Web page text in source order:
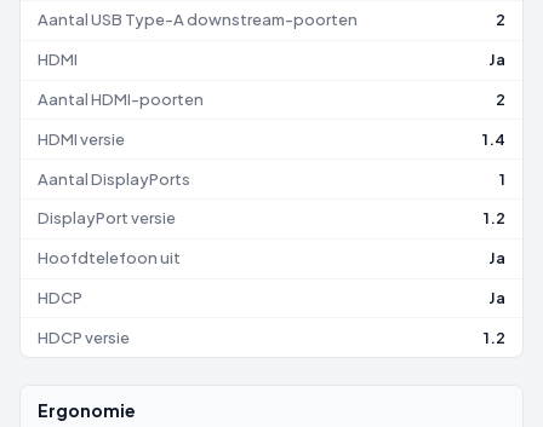
Aantal USB Type-A downstream-poorten 2
HDMI Ja
Aantal HDMI-poorten 2
HDMI versie 1.4
Aantal DisplayPorts 1
DisplayPort versie 1.2
Hoofdtelefoon uit Ja
HDCP Ja
HDCP versie 1.2
Ergonomie